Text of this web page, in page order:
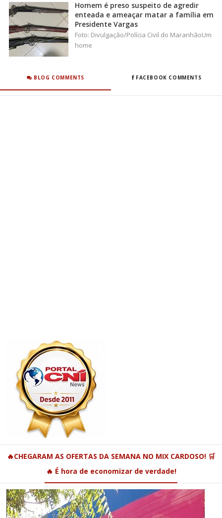
Homem é preso suspeito de agredir
enteada e ameaçar matar a família em
Presidente Vargas
Foto: Divulgação/Polícia Civil do MaranhãoUm
home
BLOG COMMENTS FACEBOOK COMMENTS
🔥CHEGARAM AS OFERTAS DA SEMANA NO MIX CARDOSO! 🛒
🔥 É hora de economizar de verdade!